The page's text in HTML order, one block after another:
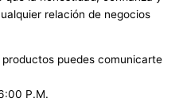
relación de negocios
puedes comunicarte
P.M.